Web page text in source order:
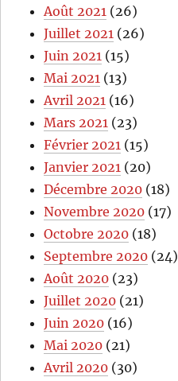
Août 2021 (26)
Juillet 2021 (26)
Juin 2021 (15)
Mai 2021 (13)
Avril 2021 (16)
Mars 2021 (23)
Février 2021 (15)
Janvier 2021 (20)
Décembre 2020 (18)
Novembre 2020 (17)
Octobre 2020 (18)
Septembre 2020 (24)
Août 2020 (23)
Juillet 2020 (21)
Juin 2020 (16)
Mai 2020 (21)
Avril 2020 (30)